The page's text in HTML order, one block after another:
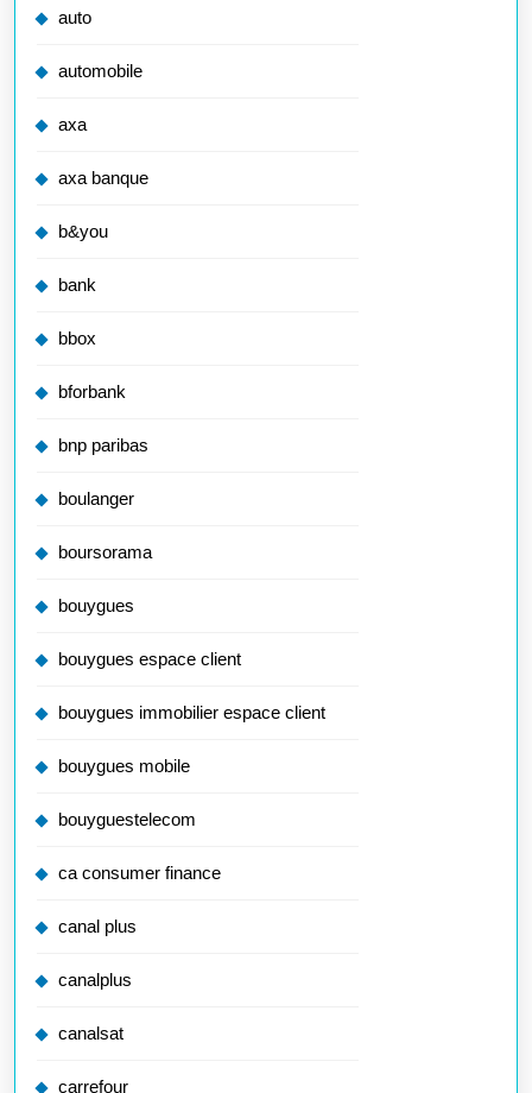
auto
automobile
axa
axa banque
b&you
bank
bbox
bforbank
bnp paribas
boulanger
boursorama
bouygues
bouygues espace client
bouygues immobilier espace client
bouygues mobile
bouyguestelecom
ca consumer finance
canal plus
canalplus
canalsat
carrefour